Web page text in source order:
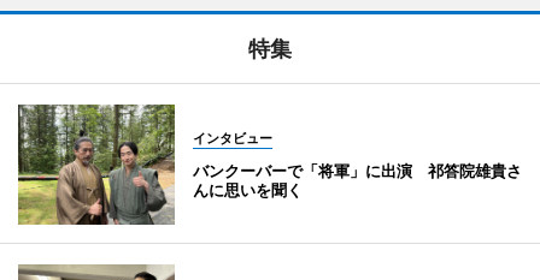
特集
インタビュー
バンクーバーで「将軍」に出演 祁答院雄貴さ
んに思いを聞く